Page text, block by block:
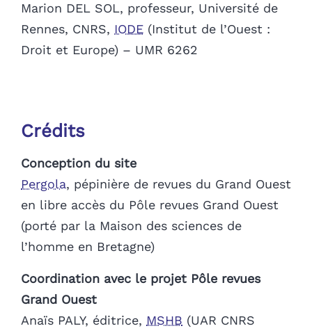
Marion DEL SOL, professeur, Université de
Rennes, CNRS, IODE (Institut de l’Ouest :
Droit et Europe) – UMR 6262
Crédits
Conception du site
Pergola, pépinière de revues du Grand Ouest
en libre accès du Pôle revues Grand Ouest
(porté par la Maison des sciences de
l’homme en Bretagne)
Coordination avec le projet Pôle revues
Grand Ouest
Anaïs PALY, éditrice, MSHB (UAR CNRS